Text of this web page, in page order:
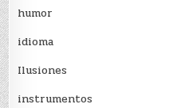
humor
idioma
Ilusiones
instrumentos